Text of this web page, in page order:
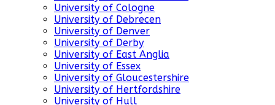
University of Cologne
University of Debrecen
University of Denver
University of Derby
University of East Anglia
University of Essex
University of Gloucestershire
University of Hertfordshire
University of Hull